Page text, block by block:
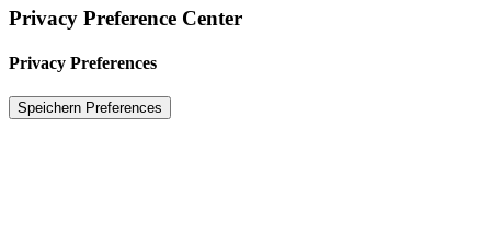
Privacy Preference Center
Privacy Preferences